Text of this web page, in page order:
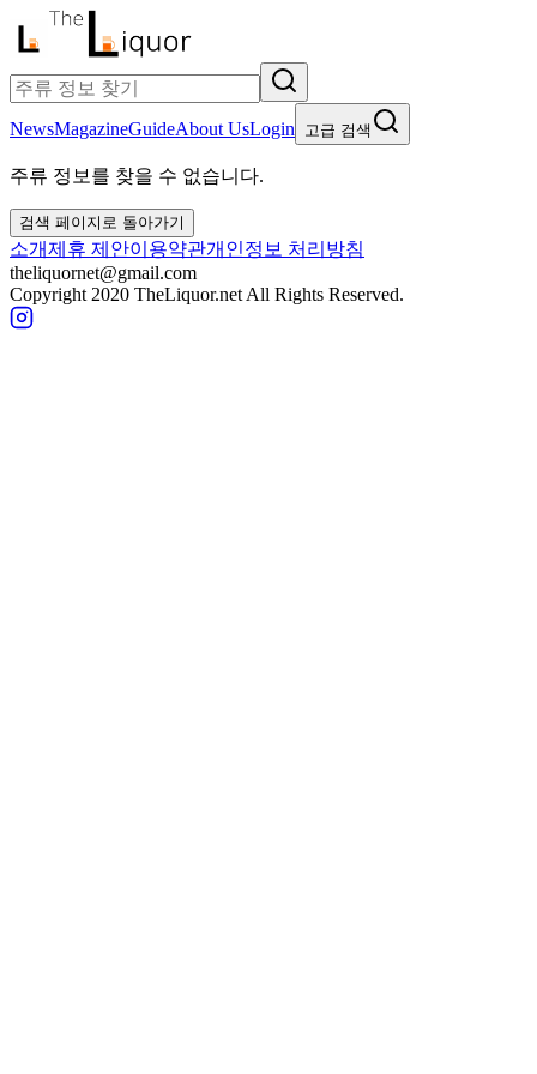
NewsMagazineGuideAbout UsLogin 고급 검색
주류 정보를 찾을 수 없습니다.
검색 페이지로 돌아가기
소개제휴 제안이용약관개인정보 처리방침
theliquornet@gmail.com
Copyright 2020 TheLiquor.net All Rights Reserved.